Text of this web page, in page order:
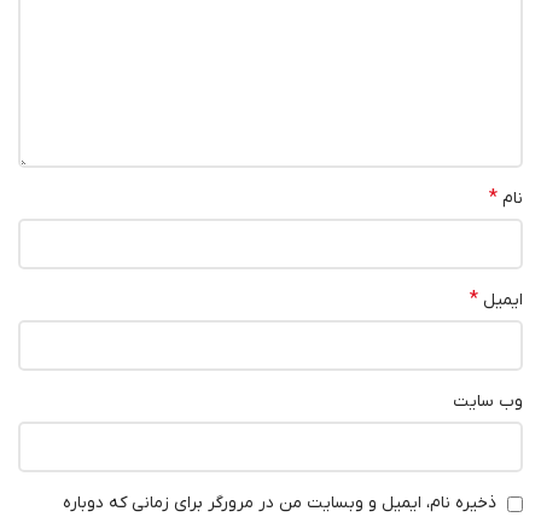
نام *
ایمیل *
وب‌ سایت
ذخیره نام، ایمیل و وبسایت من در مرورگر برای زمانی که دوباره